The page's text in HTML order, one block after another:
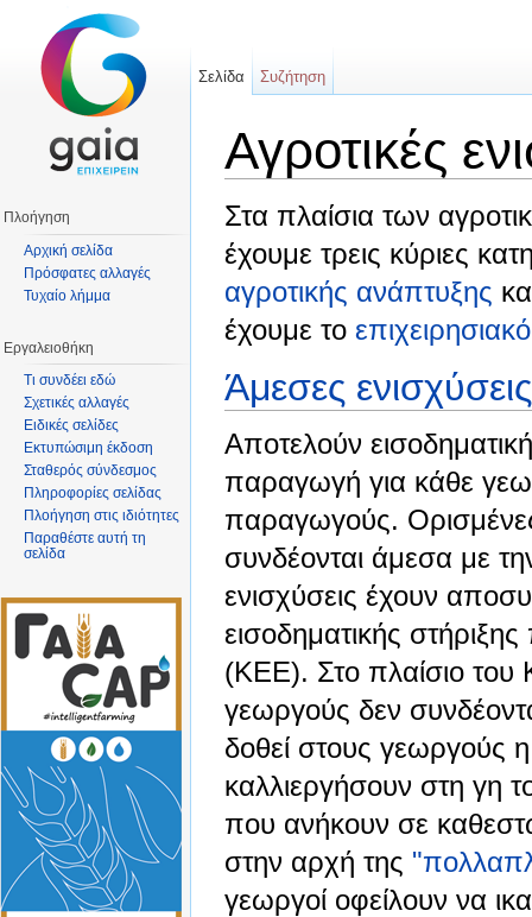
Αγροτικές
Στα πλαίσια των
έχουμε τρεις κύριες
αγροτικής ανάπτυξης
έχουμε το
Άμεσες ενισχύσεις
Αποτελούν
παραγωγή για κάθε
παραγωγούς.
συνδέονται άμεσα με
ενισχύσεις έχουν
εισοδηματικής
(ΚΕΕ). Στο πλαίσιο του
γεωργούς δεν
δοθεί στους γεωργούς
καλλιεργήσουν στη γη
που ανήκουν σε
στην αρχή της
γεωργοί οφείλουν να
Σελίδα Συζήτηση
Πλοήγηση
Αρχική σελίδα
Πρόσφατες αλλαγές
Τυχαίο λήμμα
Εργαλειοθήκη
Τι συνδέει εδώ
Σχετικές αλλαγές
Ειδικές σελίδες
Εκτυπώσιμη έκδοση
Σταθερός σύνδεσμος
Πληροφορίες σελίδας
Πλοήγηση στις ιδιότητες
Παραθέστε αυτή τη
σελίδα